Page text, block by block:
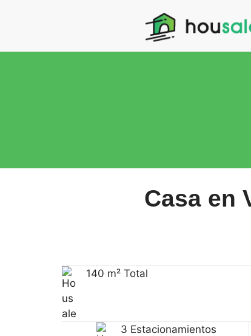
Casa en
140 m² Total
3 Estacionamientos